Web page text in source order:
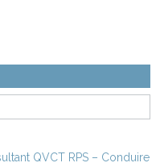
QVCT RPS – Conduire